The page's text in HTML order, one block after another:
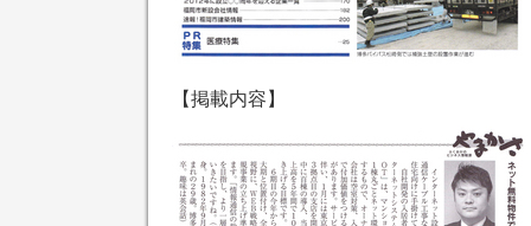
【掲載内容】